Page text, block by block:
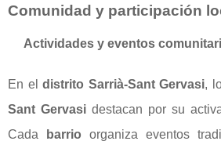
Comunidad y participación
Actividades y eventos
En eldistrito Sarrià-Sant Gervasi,
Sant Gervasidestacan por su
Cada
barrio organiza eventos